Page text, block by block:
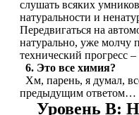
НАЗАД
Напитки
Протеиновые батончики
слушать всяких
натуральности и
Передвигаться на
натурально, уже молчу
технический прогресс
6. Это все химия?
Хм, парень, я думал,
предыдущим ответом…
Уровень B: